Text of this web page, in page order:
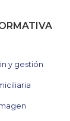
y gestión